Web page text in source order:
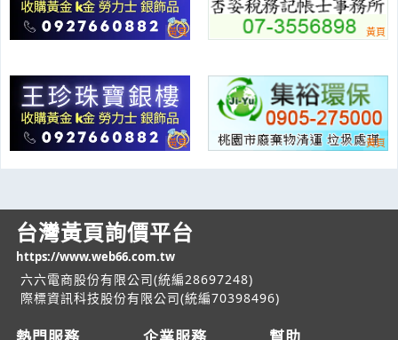
台灣黃頁詢價平台
https://www.web66.com.tw
六六電商股份有限公司(統編28697248)
際標資訊科技股份有限公司(統編70398496)